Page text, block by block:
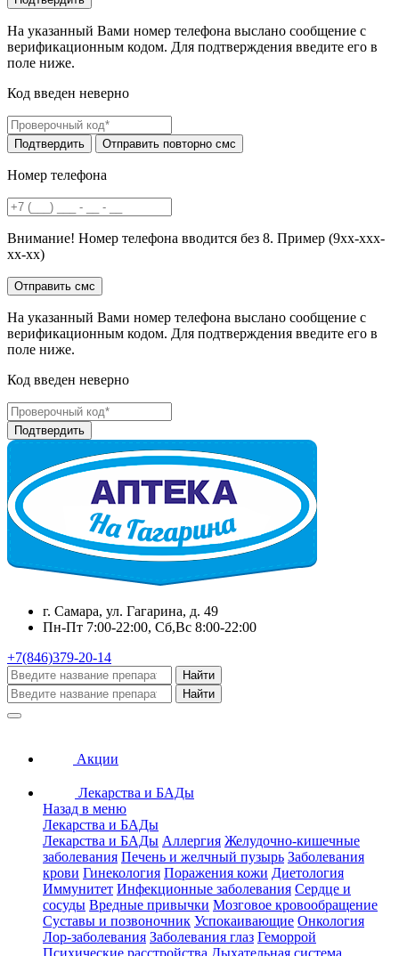
На указанный Вами номер телефона выслано сообщение с
верификационным кодом. Для подтверждения введите его в
поле ниже.
Код введен неверно
Номер телефона
Внимание! Номер телефона вводится без 8. Пример (9хх-ххх-
хх-хх)
На указанный Вами номер телефона выслано сообщение с
верификационным кодом. Для подтверждения введите его в
поле ниже.
Код введен неверно
г. Самара, ул. Гагарина, д. 49
Пн-Пт 7:00-22:00, Сб,Вс 8:00-22:00
+7(846)379-20-14
Найти
Найти
Акции
Лекарства и БАДы
Назад в меню
Лекарства и БАДы
Лекарства и БАДы Аллергия Желудочно-кишечные
заболевания Печень и желчный пузырь Заболевания
крови Гинекология Поражения кожи Диетология
Иммунитет Инфекционные заболевания Сердце и
сосуды Вредные привычки Мозговое кровообращение
Суставы и позвоночник Успокаивающие Онкология
Лор-заболевания Заболевания глаз Геморрой
Психические расстройства Дыхательная система